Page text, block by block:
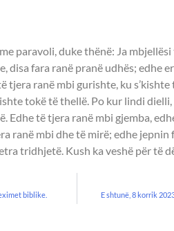
paravoli, duke thënë: Ja
disa fara ranë pranë udhës; edhe
tjera ranë mbi gurishte, ku
tokë të thellë. Po kur lindi
Edhe të tjera ranë mbi gjemba,
ranë mbi dhe të mirë; edhe jepnin
tridhjetë. Kush ka veshë për të
biblike. E shtunë, 8 korrik